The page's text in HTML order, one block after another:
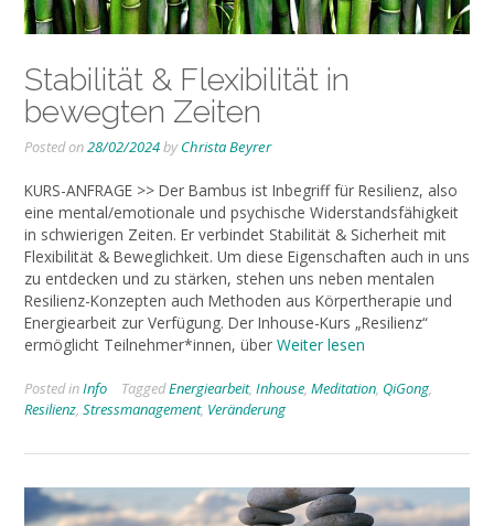
Stabilität & Flexibilität in
bewegten Zeiten
Posted on28/02/2024by Christa Beyrer
KURS-ANFRAGE >> Der Bambus ist Inbegriff für Resilienz, also
eine mental/emotionale und psychische Widerstandsfähigkeit
in schwierigen Zeiten. Er verbindet Stabilität & Sicherheit mit
Flexibilität & Beweglichkeit. Um diese Eigenschaften auch in uns
zu entdecken und zu stärken, stehen uns neben mentalen
Resilienz-Konzepten auch Methoden aus Körpertherapie und
Energiearbeit zur Verfügung. Der Inhouse-Kurs „Resilienz“
ermöglicht Teilnehmer*innen, über Weiter lesen
Posted inInfo TaggedEnergiearbeit, Inhouse, Meditation, QiGong,
Resilienz, Stressmanagement, Veränderung